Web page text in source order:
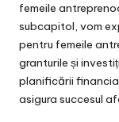
femeile
subcapitol, vom
pentru femeile
granturile și
planificării
asigura succesul